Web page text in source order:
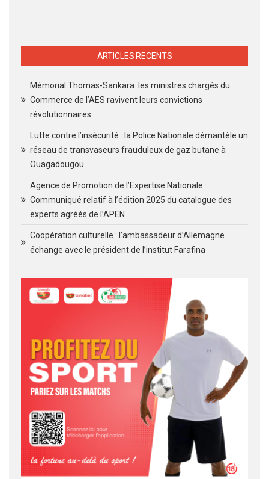
ARTICLES RECENTS
Mémorial Thomas-Sankara: les ministres chargés du
Commerce de l’AES ravivent leurs convictions
révolutionnaires
Lutte contre l’insécurité : la Police Nationale démantèle un
réseau de transvaseurs frauduleux de gaz butane à
Ouagadougou
Agence de Promotion de l’Expertise Nationale :
Communiqué relatif à l’édition 2025 du catalogue des
experts agréés de l’APEN
Coopération culturelle : l’ambassadeur d’Allemagne
échange avec le président de l’institut Farafina